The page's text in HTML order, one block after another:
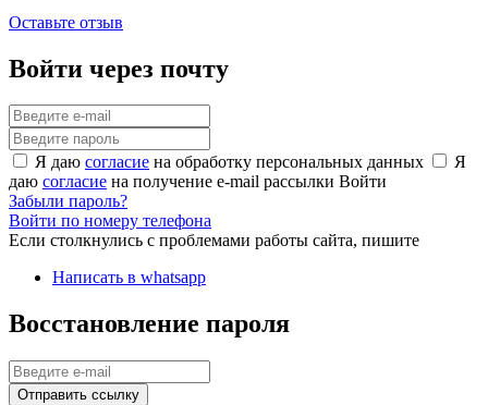
Оставьте отзыв
Войти через почту
Я даю согласие на обработку персональных данных
Я
даю согласие на получение e-mail рассылки Войти
Забыли пароль?
Войти по номеру телефона
Если столкнулись с проблемами работы сайта, пишите
Написать в whatsapp
Восстановление пароля
Отправить ссылку